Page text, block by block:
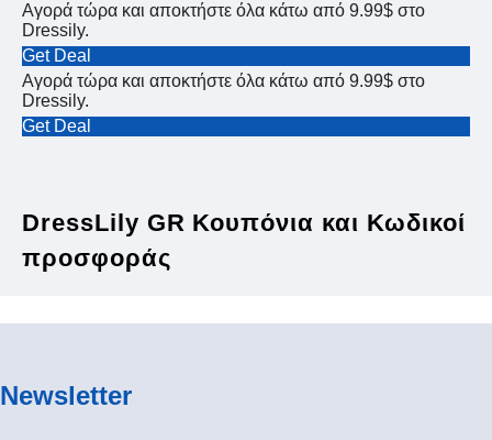
Αγορά τώρα και αποκτήστε όλα κάτω από 9.99$ στο
Dressily.
Get Deal
Αγορά τώρα και αποκτήστε όλα κάτω από 9.99$ στο
Dressily.
Get Deal
DressLily GR Κουπόνια και Κωδικοί
προσφοράς
Newsletter